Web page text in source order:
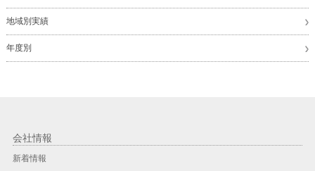
地域別実績
年度別
会社情報
新着情報